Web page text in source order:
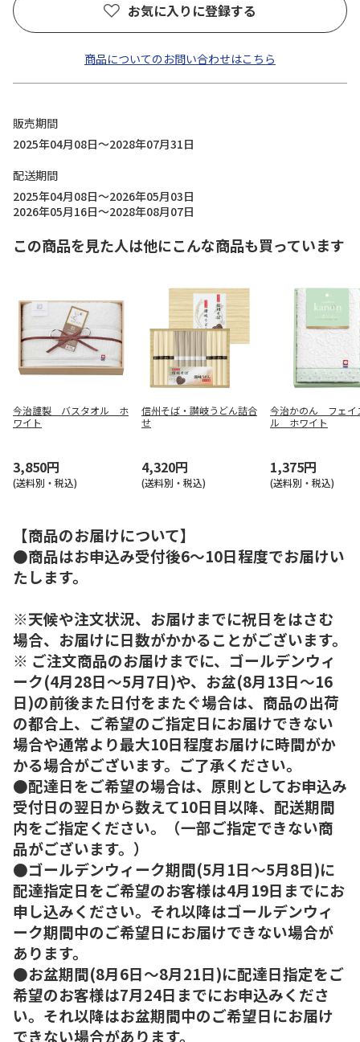
お気に入りに登録する
商品についてのお問い合わせはこちら
販売期間
2025年04月08日～2028年07月31日
配送期間
2025年04月08日～2026年05月03日
2026年05月16日～2028年08月07日
この商品を見た人は他にこんな商品も買っています
今治謹製 バスタオル ホ
ワイト
3,850円
(送料別・税込)
信州そば・讃岐うどん詰合
せ
4,320円
(送料別・税込)
今治かのん フェイ
ル ホワイト
1,375円
(送料別・税込)
【商品のお届けについて】
●商品はお申込み受付後6～10日程度でお届けい
たします。
※天候や注文状況、お届けまでに祝日をはさむ
場合、お届けに日数がかかることがございます。
※ ご注文商品のお届けまでに、ゴールデンウィ
ーク(4月28日～5月7日)や、お盆(8月13日～16
日)の前後また日付をまたぐ場合は、商品の出荷
の都合上、ご希望のご指定日にお届けできない
場合や通常より最大10日程度お届けに時間がか
かる場合がございます。ご了承ください。
●配達日をご希望の場合は、原則としてお申込み
受付日の翌日から数えて10日目以降、配送期間
内をご指定ください。（一部ご指定できない商
品がございます。）
●ゴールデンウィーク期間(5月1日～5月8日)に
配達指定日をご希望のお客様は4月19日までにお
申し込みください。それ以降はゴールデンウィ
ーク期間中のご希望日にお届けできない場合が
あります。
●お盆期間(8月6日～8月21日)に配達日指定をご
希望のお客様は7月24日までにお申込みくださ
い。それ以降はお盆期間中のご希望日にお届け
できない場合があります。